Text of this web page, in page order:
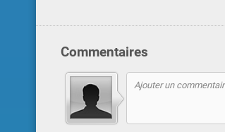
Commentaires